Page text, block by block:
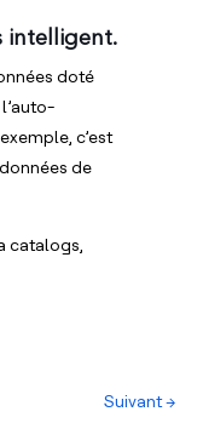
intelligent.
doté
c’est
de
catalogs,
Suivant→